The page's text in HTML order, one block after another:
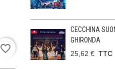
favorite_border
CECCHINA
GHIRONDA
25,62 € TTC